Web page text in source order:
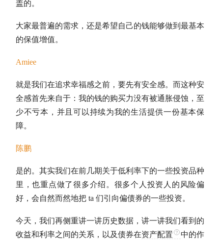
盖的。
大家最普遍的需求，还是希望自己的钱能够做到最基本
的保值增值。
Amiee
就是我们在追求幸福感之前，要先有安全感。而这种安
全感首先来自于：我的钱的购买力没有被通胀侵蚀，至
少不亏本，并且可以持续为我的生活提供一份基本保
障。
陈鹏
是的。其实我们在前几期关于低利率下的一些投资品种
里，也重点做了很多介绍。很多个人投资人的风险偏
好，会自然而然地把 ta 们引向偏债券的一些投资。
今天，我们再侧重讲一讲历史数据，讲一讲我们看到的
收益和利率之间的关系，以及债券在资产配置
中的作